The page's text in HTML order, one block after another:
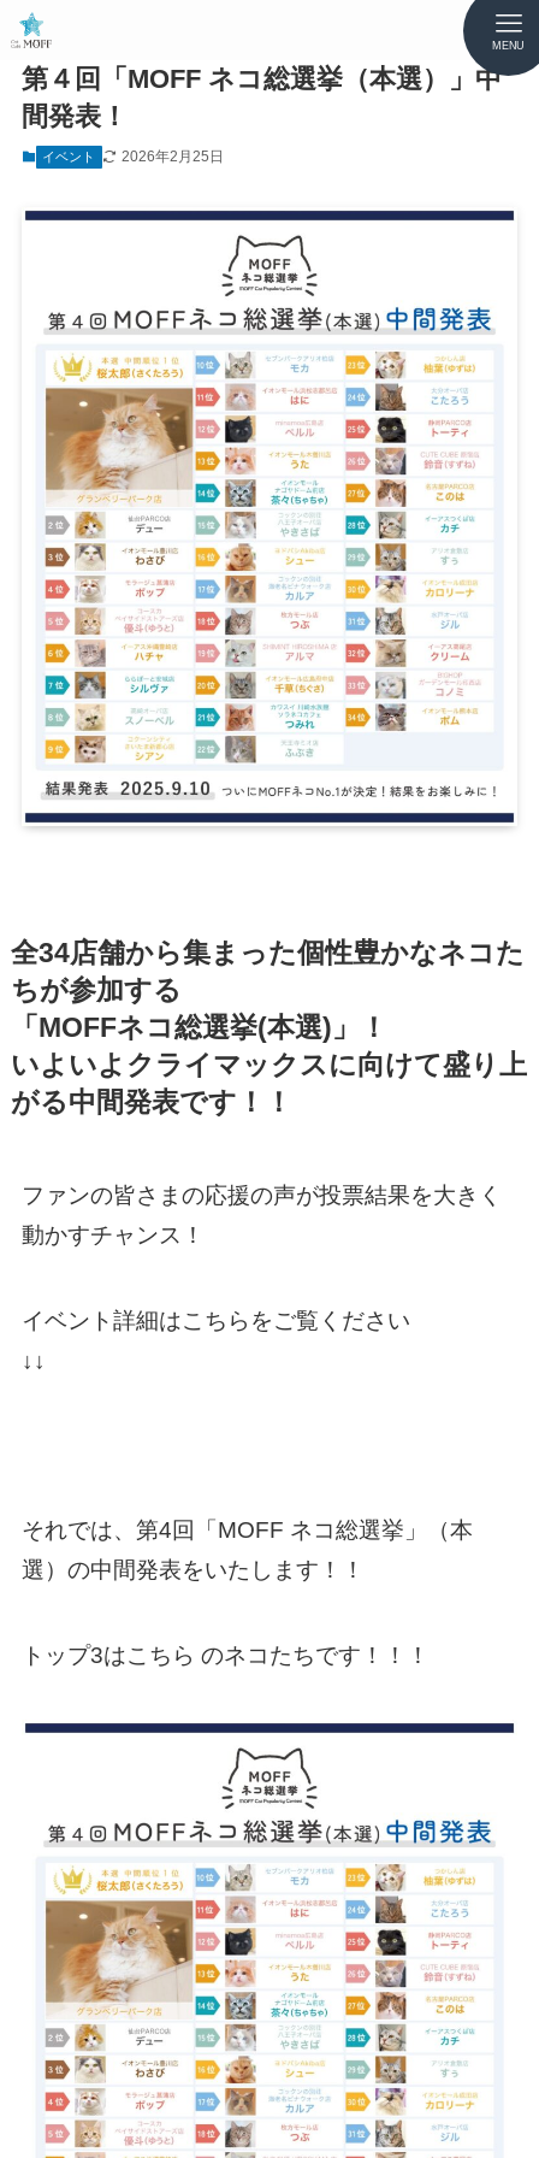
MENU
第４回「MOFF ネコ総選挙（本選）」中
間発表！
イベント 2026年2月25日
全34店舗から集まった個性豊かなネコた
ちが参加する
「MOFFネコ総選挙(本選)」！
いよいよクライマックスに向けて盛り上
がる中間発表です！！
ファンの皆さまの応援の声が投票結果を大きく
動かすチャンス！
イベント詳細はこちらをご覧ください
↓↓
それでは、第4回「MOFF ネコ総選挙」（本
選）の中間発表をいたします！！
トップ3はこちら のネコたちです！！！